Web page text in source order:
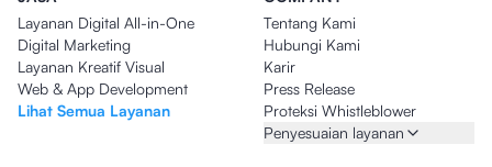
Layanan Digital All-in-One
Digital Marketing
Layanan Kreatif Visual
Web & App Development
Lihat Semua Layanan
Tentang Kami
Hubungi Kami
Karir
Press Release
Proteksi Whistleblower
Penyesuaian layanan